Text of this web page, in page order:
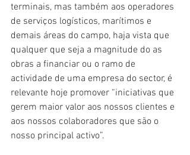
terminais, mas também aos operadores
de serviços logísticos, marítimos e
demais áreas do campo, haja vista que
qualquer que seja a magnitude do as
obras a financiar ou o ramo de
actividade de uma empresa do sector, é
relevante hoje promover “iniciativas que
gerem maior valor aos nossos clientes e
aos nossos colaboradores que são o
nosso principal activo”.